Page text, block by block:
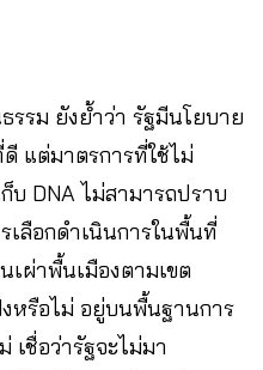
รม ยังย้ำว่า รัฐมีนโยบาย
แต่มาตรการที่ใช้ไม่
บ DNA ไม่สามารถปราบ
ลือกดำเนินการในพื้นที่
เผ่าพื้นเมืองตามเขต
หรือไม่ อยู่บนพื้นฐานการ
เชื่อว่ารัฐจะไม่มา